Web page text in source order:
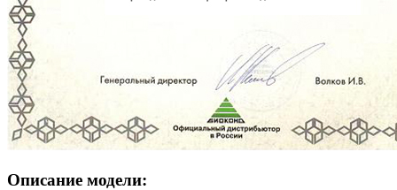
Описание модели: